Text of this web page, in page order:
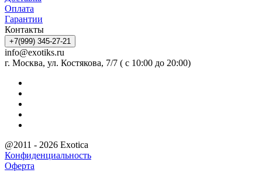
Оплата
Гарантии
Контакты
+7(999) 345-27-21
info@exotiks.ru
г. Москва, ул. Костякова, 7/7 ( с 10:00 до 20:00)
@2011 - 2026 Exotica
Конфиденциальность
Оферта